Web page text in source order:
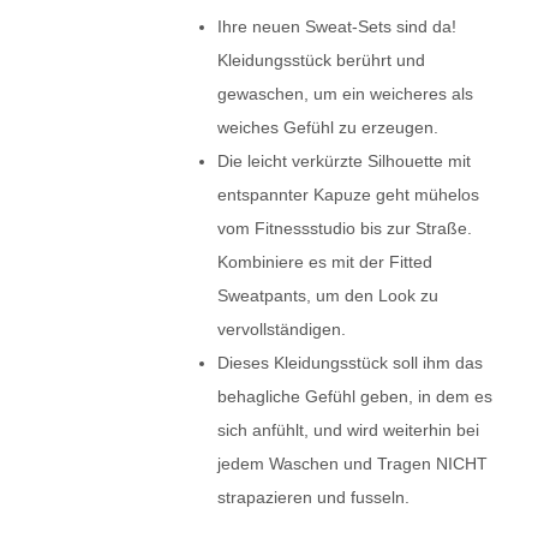
Ihre neuen Sweat-Sets sind da!
Kleidungsstück berührt und
gewaschen, um ein weicheres als
weiches Gefühl zu erzeugen.
Die leicht verkürzte Silhouette mit
entspannter Kapuze geht mühelos
vom Fitnessstudio bis zur Straße.
Kombiniere es mit der Fitted
Sweatpants, um den Look zu
vervollständigen.
Dieses Kleidungsstück soll ihm das
behagliche Gefühl geben, in dem es
sich anfühlt, und wird weiterhin bei
jedem Waschen und Tragen NICHT
strapazieren und fusseln.